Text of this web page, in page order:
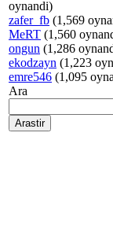
oynandi)
zafer_fb (1,569
MeRT (1,560
ongun (1,286
ekodzayn (1,223
emre546 (1,095
Ara